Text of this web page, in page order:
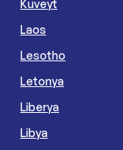
Kuveyt
Laos
Lesotho
Letonya
Liberya
Libya